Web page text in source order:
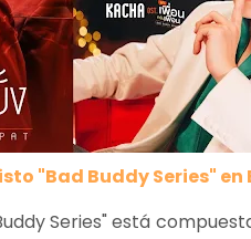
"Bad Buddy Series"
Series" está